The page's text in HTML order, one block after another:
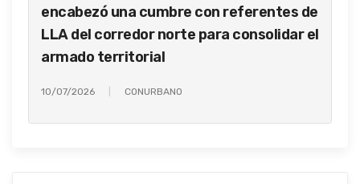
encabezó una cumbre con referentes de
LLA del corredor norte para consolidar el
armado territorial
10/07/2026 CONURBANO